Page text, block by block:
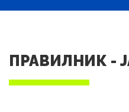
ПРАВИЛНИК -